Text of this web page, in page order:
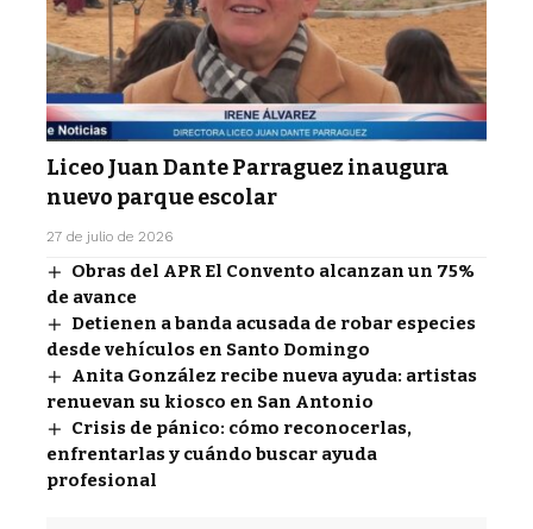
Liceo Juan Dante Parraguez inaugura
nuevo parque escolar
27 de julio de 2026
Obras del APR El Convento alcanzan un 75%
de avance
Detienen a banda acusada de robar especies
desde vehículos en Santo Domingo
Anita González recibe nueva ayuda: artistas
renuevan su kiosco en San Antonio
Crisis de pánico: cómo reconocerlas,
enfrentarlas y cuándo buscar ayuda
profesional